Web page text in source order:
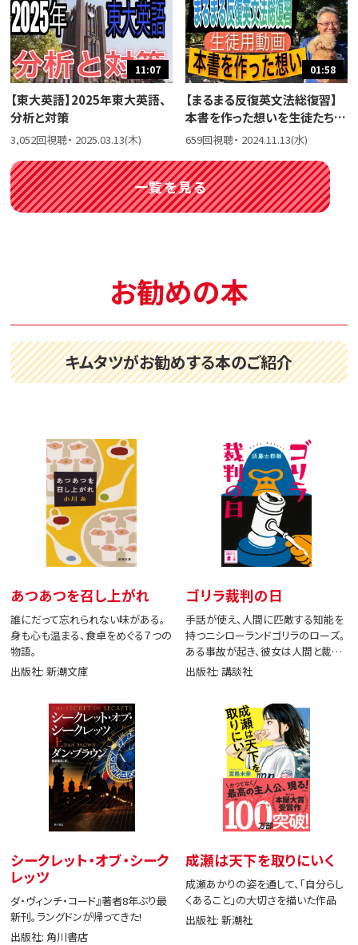
11:07
【東大英語】2025年東大英語、
分析と対策
3,052回視聴・ 2025.03.13(木)
01:58
【まるまる反復英文法総復習】
本書を作った想いを生徒たちに
話しました。
659回視聴・ 2024.11.13(水)
一覧を見る
お勧めの本
キムタツがお勧めする本のご紹介
あつあつを召し上がれ
誰にだって忘れられない味がある。
身も心も温まる、食卓をめぐる７つの
物語。
出版社: 新潮文庫
ゴリラ裁判の日
手話が使え、人間に匹敵する知能を
持つニシローランドゴリラのローズ。
ある事故が起き、彼女は人間と裁判
で闘う。
出版社: 講談社
シークレット・オブ・シーク
レッツ
ダ・ヴィンチ・コード』著者8年ぶり最
新刊。ラングドンが帰ってきた!
出版社: 角川書店
成瀬は天下を取りにいく
成瀬あかりの姿を通して、「自分らし
くあること」の大切さを描いた作品
出版社: 新潮社